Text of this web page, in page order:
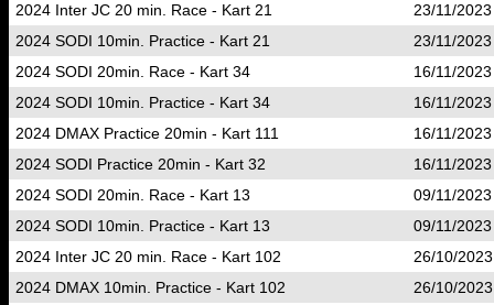
2024 Inter JC 20 min. Race - Kart 21
23/11/
2024 SODI 10min. Practice - Kart 21
23/11/
2024 SODI 20min. Race - Kart 34
16/11/
2024 SODI 10min. Practice - Kart 34
16/11/
2024 DMAX Practice 20min - Kart 111
16/11/
2024 SODI Practice 20min - Kart 32
16/11/
2024 SODI 20min. Race - Kart 13
09/11/
2024 SODI 10min. Practice - Kart 13
09/11/
2024 Inter JC 20 min. Race - Kart 102
26/10/
2024 DMAX 10min. Practice - Kart 102
26/10/